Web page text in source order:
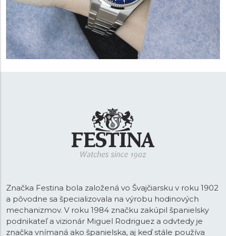
Značka Festina bola založená vo Švajčiarsku v roku 1902
a pôvodne sa špecializovala na výrobu hodinových
mechanizmov. V roku 1984 značku zakúpil španielsky
podnikateľ a vizionár Miguel Rodriguez a odvtedy je
značka vnímaná ako španielska, aj keď stále používa